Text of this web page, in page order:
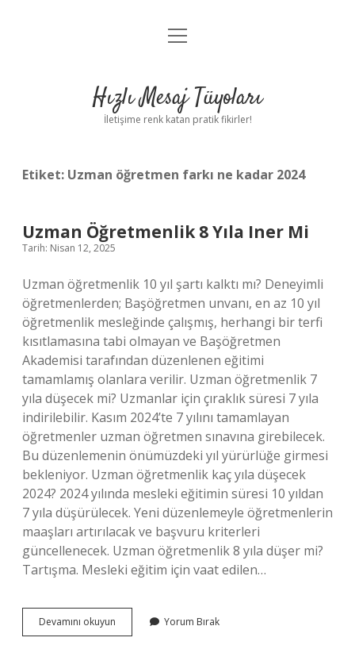
Anasayfa
Yasal Uyarı
menüyü
Hızlı Mesaj Tüyoları
İletişime renk katan pratik fikirler!
Etiket: Uzman öğretmen farkı ne kadar 2024
Uzman Öğretmenlik 8 Yıla Iner Mi
Tarih: Nisan 12, 2025
Uzman öğretmenlik 10 yıl şartı kalktı mı? Deneyimli
öğretmenlerden; Başöğretmen unvanı, en az 10 yıl
öğretmenlik mesleğinde çalışmış, herhangi bir terfi
kısıtlamasına tabi olmayan ve Başöğretmen
Akademisi tarafından düzenlenen eğitimi
tamamlamış olanlara verilir. Uzman öğretmenlik 7
yıla düşecek mi? Uzmanlar için çıraklık süresi 7 yıla
indirilebilir. Kasım 2024’te 7 yılını tamamlayan
öğretmenler uzman öğretmen sınavına girebilecek.
Bu düzenlemenin önümüzdeki yıl yürürlüğe girmesi
bekleniyor. Uzman öğretmenlik kaç yıla düşecek
2024? 2024 yılında mesleki eğitimin süresi 10 yıldan
7 yıla düşürülecek. Yeni düzenlemeyle öğretmenlerin
maaşları artırılacak ve başvuru kriterleri
güncellenecek. Uzman öğretmenlik 8 yıla düşer mi?
Tartışma. Mesleki eğitim için vaat edilen…
Devamını okuyun
Öğretmenlik
Yorum Bırak